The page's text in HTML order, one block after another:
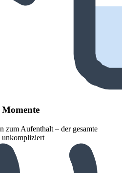
Momente
zum Aufenthalt – der gesamte
unkompliziert